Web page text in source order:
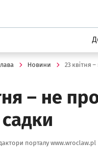
Новини 23 квітня
– не
порталу www.wroclaw.pl